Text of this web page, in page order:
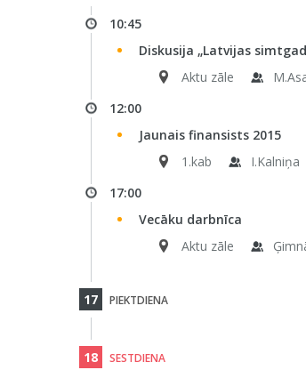
10:45
Diskusija „Latvijas
Aktu zāle
12:00
Jaunais finansists 2015
1.kab
I.Kalniņa
17:00
Vecāku darbnīca
Aktu zāle
17 PIEKTDIENA
18 SESTDIENA